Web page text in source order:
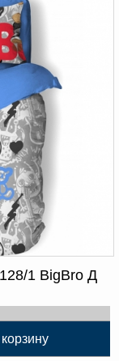
1 BigBro Д
Добавить
в
корзину